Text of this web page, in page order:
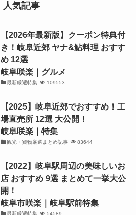
人気記事
【2026年最新版】クーポン特典付
き！岐阜近郊 ヤナ&鮎料理 おすす
め 12選
岐阜咲楽｜グルメ
最新厳選特集 109553
【2025】岐阜近郊でおすすめ！工
場直売所 12選 大公開！
岐阜咲楽｜特集
観光・買物厳選まとめ記事 83644
【2022】岐阜駅周辺の美味しいお
店 おすすめ 9選 まとめて一挙大公
開！
岐阜市咲楽｜岐阜駅前特集
最新厳選特集 54589